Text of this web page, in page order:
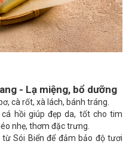
- Lạ miệng, bổ dưỡng
cà rốt, xà lách, bánh tráng.
hồi giúp đẹp da, tốt cho tim
nhẹ, thơm đặc trưng.
từ Sói Biển để đảm bảo độ tươi